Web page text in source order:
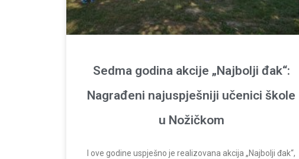
Sedma godina akcije „Najbolji đak“:
Nagrađeni najuspješniji učenici škole
u Nožičkom
I ove godine uspješno je realizovana akcija „Najbolji đak“,